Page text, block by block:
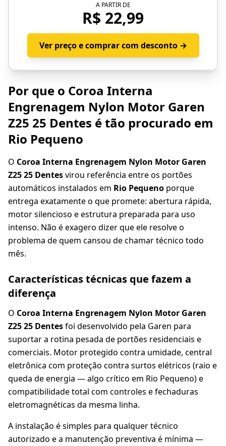
A PARTIR DE
R$ 22,99
Ver preço e comprar com desconto →
Por que o Coroa Interna
Engrenagem Nylon Motor Garen
Z25 25 Dentes é tão procurado em
Rio Pequeno
O Coroa Interna Engrenagem Nylon Motor Garen
Z25 25 Dentesvirou referência entre os portões
automáticos instalados em Rio Pequeno porque
entrega exatamente o que promete: abertura rápida,
motor silencioso e estrutura preparada para uso
intenso. Não é exagero dizer que ele resolve o
problema de quem cansou de chamar técnico todo
mês.
Características técnicas que fazem a
diferença
O Coroa Interna Engrenagem Nylon Motor Garen
Z25 25 Dentesfoi desenvolvido pela Garen para
suportar a rotina pesada de portões residenciais e
comerciais. Motor protegido contra umidade, central
eletrônica com proteção contra surtos elétricos (raio e
queda de energia — algo crítico em Rio Pequeno) e
compatibilidade total com controles e fechaduras
eletromagnéticas da mesma linha.
A instalação é simples para qualquer técnico
autorizado e a manutenção preventiva é mínima —